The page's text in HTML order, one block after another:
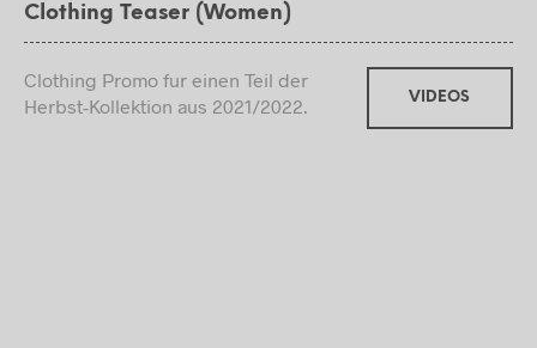
Clothing Teaser (Women)
Clothing Promo fur einen Teil der
Herbst-Kollektion aus 2021/2022.
VIDEOS